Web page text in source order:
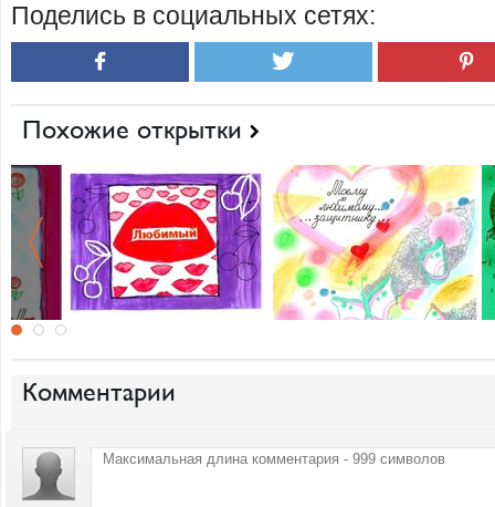
Поделись в социальных сетях:
Похожие открытки
Комментарии